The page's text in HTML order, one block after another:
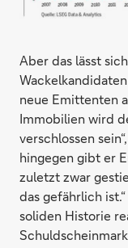
Aber das lässt
neue Emittenten
Immobilien wird
verschlossen
hingegen gibt er
zuletzt zwar
das gefährlich
soliden Historie